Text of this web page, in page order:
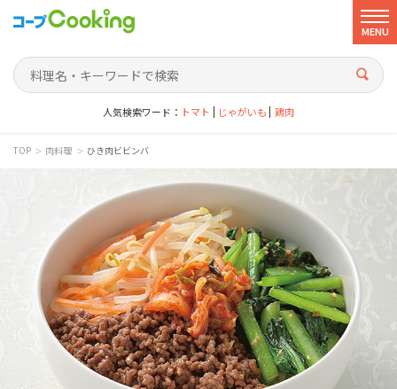
MENU
人気検索ワード： トマト じゃがいも 鶏肉
TOP > 肉料理 > ひき肉ビビンバ